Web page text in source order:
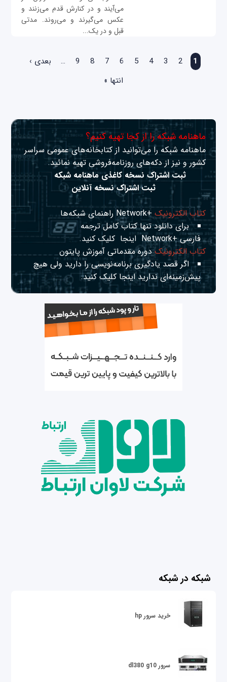
می‌آیند و در کنارش قدم می‌زنند و
عکس می‌گیرند و می‌روند. مدتی
قبل و در یک...
1
2
3
4
5
6
7
8
9
…
بعدی ›
انتها »
ماهنامه شبکه را از کجا تهیه کنیم؟
ماهنامه شبکه را می‌توانید از کتابخانه‌های عمومی سراسر
کشور و نیز از دکه‌های روزنامه‌فروشی تهیه نمائید.
ثبت اشتراک نسخه کاغذی ماهنامه شبکه
ثبت اشتراک نسخه آنلاین
کتاب الکترونیک+Network راهنمای شبکه‌ها
برای دانلود تنها کتاب کامل ترجمه
فارسی +Network
اینجا کلیک کنید.
کتاب الکترونیکدوره مقدماتی آموزش پایتون
اگر قصد یادگیری برنامه‌نویسی را دارید ولی هیچ
پیش‌زمینه‌ای نداریداینجا کلیک کنید.
شبکه در شبکه
خرید سرور hp
سرور dl380 g10